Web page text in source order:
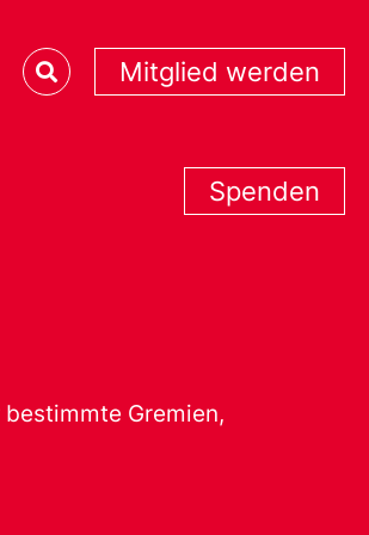
Mitglied werden
Spenden
Gremien,